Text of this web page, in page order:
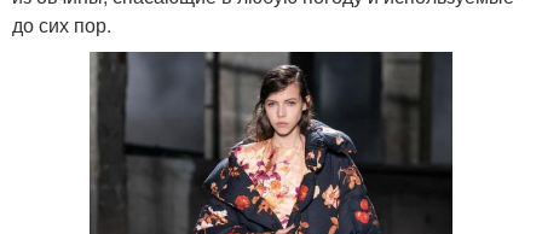
до сих пор.